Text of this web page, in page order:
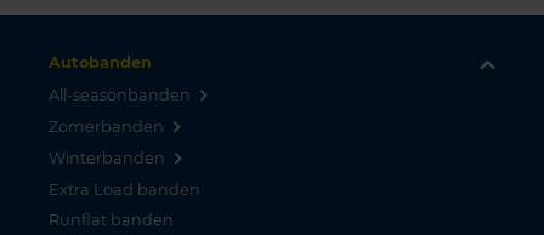
Autobanden
All-seasonbanden
Zomerbanden
Winterbanden
Extra Load banden
Runflat banden